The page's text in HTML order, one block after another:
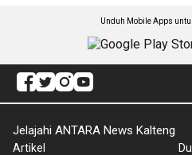
Unduh Mobile Apps
Jelajahi ANTARA News Kalteng
Artikel